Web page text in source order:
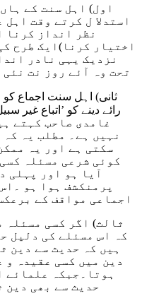
اول) اہل سنت کے
استدلا ل کرتے وقت
نظر انداز کرنا
اختیار کرنا)ایک طرح
نزدیک یہی نادر
تحت وہ آئے روز نت
ثانی) اہل سنت اجماع
رائے دینے کو ’ اتباع غیر
غامدی صاحب کہتے
نہیں ہے۔ مطلب یہ
سکتی ہے اور یہ
کوئی شرعی مسئلہ
آیا ہو اور پہلی
پرمنکشف ہوا ہو
اجماعی مواقف کے
ثالث) اگر کسی مسئلہ
کہ اس مسئلے کی دلیل
ہیں کہ حدیث سے دین
دین میں کسی عقیدہ و
ہوتا۔جبکہ علمائے
حدیث سے بھی دین